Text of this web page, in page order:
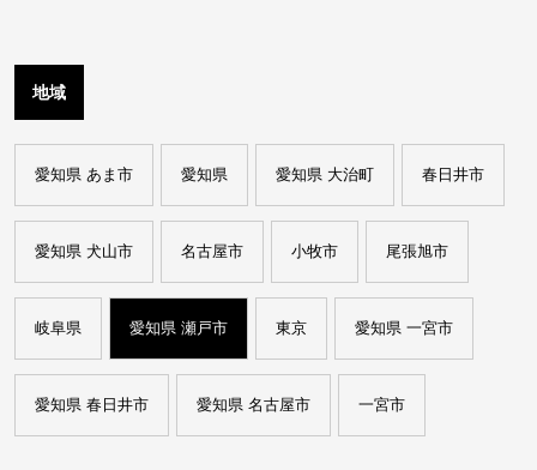
地域
愛知県 あま市 愛知県 愛知県 大治町 春日井市
愛知県 犬山市 名古屋市 小牧市 尾張旭市
岐阜県 愛知県 瀬戸市 東京 愛知県 一宮市
愛知県 春日井市 愛知県 名古屋市 一宮市